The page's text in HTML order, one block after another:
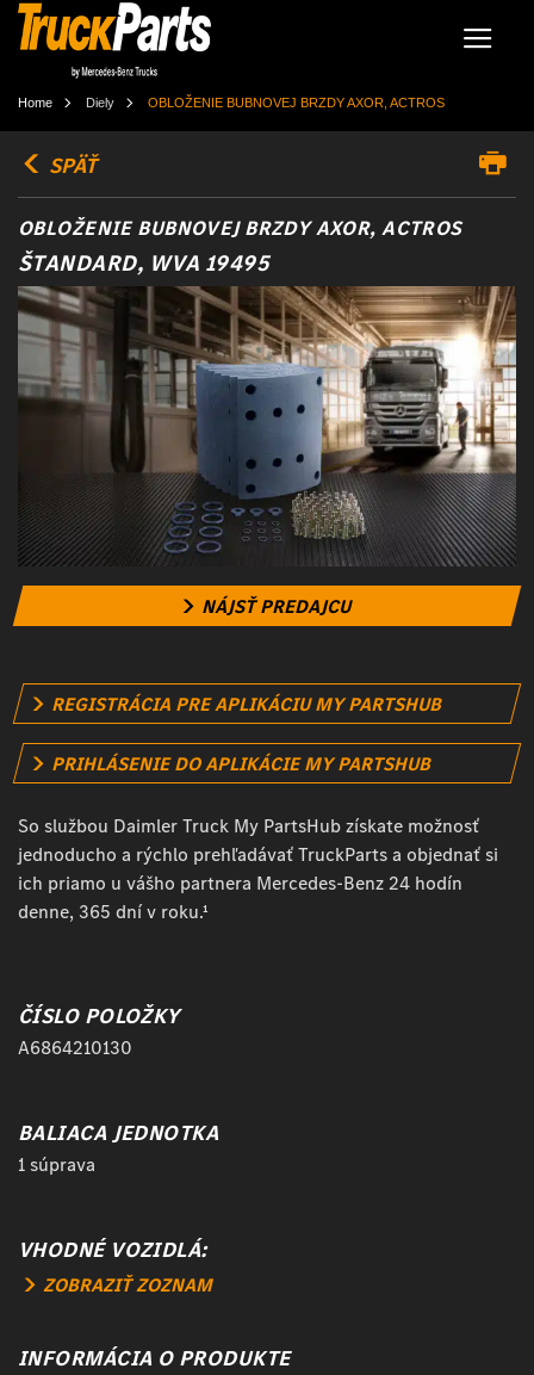
Home Diely OBLOŽENIE BUBNOVEJ BRZDY AXOR, ACTROS
SPÄŤ
OBLOŽENIE BUBNOVEJ BRZDY AXOR, ACTROS
ŠTANDARD, WVA 19495
NÁJSŤ PREDAJCU
REGISTRÁCIA PRE APLIKÁCIU MY PARTSHUB
PRIHLÁSENIE DO APLIKÁCIE MY PARTSHUB
So službou Daimler Truck My PartsHub získate možnosť
jednoducho a rýchlo prehľadávať TruckParts a objednať si
ich priamo u vášho partnera Mercedes-Benz 24 hodín
denne, 365 dní v roku.¹
ČÍSLO POLOŽKY
A6864210130
BALIACA JEDNOTKA
1 súprava
VHODNÉ VOZIDLÁ:
ZOBRAZIŤ ZOZNAM
INFORMÁCIA O PRODUKTE